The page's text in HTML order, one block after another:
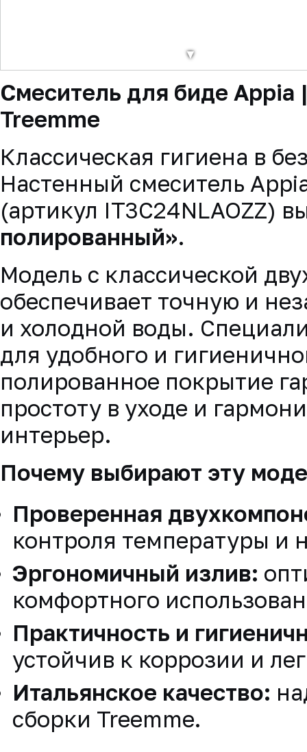
▼
Смеситель для биде
Treemme
Классическая гигиена в
Настенный смеситель
(артикул IT3C24NLAOZZ)
полированный».
Модель с классической
обеспечивает точную и
и холодной воды.
для удобного и
полированное покрытие
простоту в уходе и
интерьер.
Почему выбирают эту
Проверенная
контроля температуры и
Эргономичный излив:
комфортного
Практичность и
устойчив к коррозии и
Итальянское качество:
сборки Treemme.